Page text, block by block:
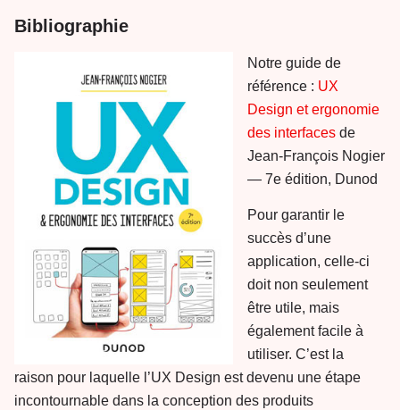
Bibliographie
Notre guide de
référence : UX
Design et ergonomie
des interfaces de
Jean-François Nogier
— 7e édition, Dunod
Pour garantir le
succès d’une
application, celle-ci
doit non seulement
être utile, mais
également facile à
utiliser. C’est la
raison pour laquelle l’UX Design est devenu une étape
incontournable dans la conception des produits